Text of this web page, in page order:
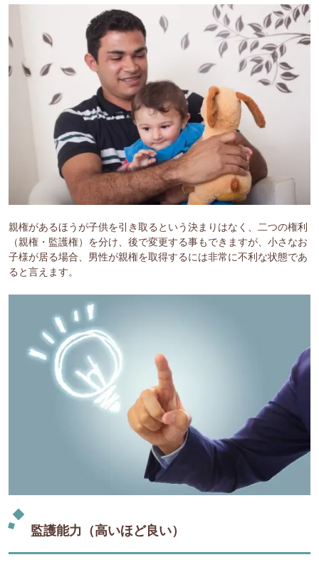
親権があるほうが子供を引き取るという決まりはなく、二つの権利
（親権・監護権）を分け、後で変更する事もできますが、小さなお
子様が居る場合、男性が親権を取得するには非常に不利な状態であ
ると言えます。
監護能力（高いほど良い）